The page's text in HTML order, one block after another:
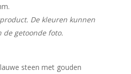
De kleuren kunnen
de getoonde foto.
steen met gouden